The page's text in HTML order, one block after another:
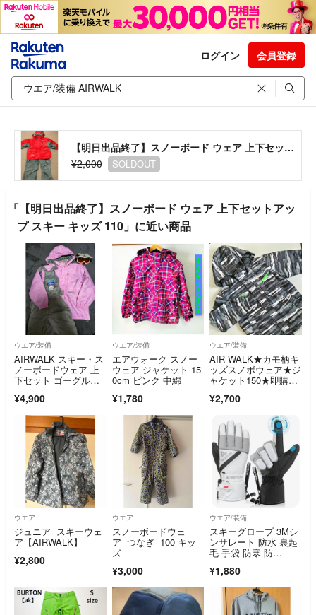
ログイン 会員登録
【明日出品終了】スノーボード ウェア 上下セットアップ スキー キッズ 110
¥2,000
SOLDOUT
「【明日出品終了】スノーボード ウェア 上下セットアッ
プ スキー キッズ 110」に近い商品
ウエア/装備
AIRWALK スキー・ス
ノーボードウェア 上
下セット ゴーグル付
¥4,900
ウエア/装備
エアウォーク スノー
ウェア ジャケット 15
0cm ピンク 中綿
¥1,780
ウエア/装備
AIR WALK★カモ柄キ
ッズスノボウェア★ジ
ャケット150★即購入
¥2,700
ウエア
ジュニア スキーウェ
ア【AIRWALK】
¥2,800
ウエア
スノーボードウェ
ア つなぎ 100 キッ
ズ
¥3,000
ウエア/装備
スキーグローブ 3Mシ
ンサレート 防水 裏起
毛 手袋 防寒 防
¥1,880